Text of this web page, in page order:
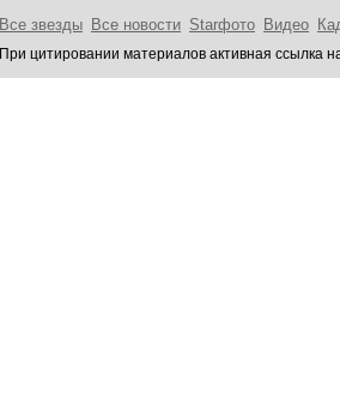
Все звезды Все новости Starфото Видео
При цитировании материалов активная ссылка